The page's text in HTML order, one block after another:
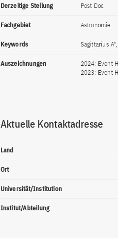
Derzeitige Stellung Post Doc
Fachgebiet Astronomie
Keywords Sagittarius
Auszeichnungen
2024: Event
2023: Event
Aktuelle Kontaktadresse
Land
Ort
Universität/Institution
Institut/Abteilung